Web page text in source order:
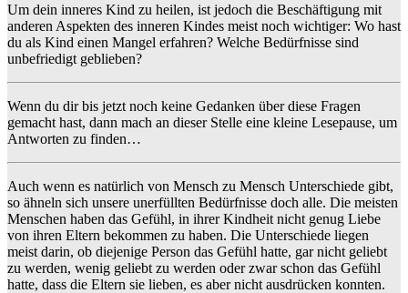
Um dein inneres Kind zu heilen, ist jedoch die Beschäftigung mit
anderen Aspekten des inneren Kindes meist noch wichtiger: Wo hast
du als Kind einen Mangel erfahren? Welche Bedürfnisse sind
unbefriedigt geblieben?
Wenn du dir bis jetzt noch keine Gedanken über diese Fragen
gemacht hast, dann mach an dieser Stelle eine kleine Lesepause, um
Antworten zu finden…
Auch wenn es natürlich von Mensch zu Mensch Unterschiede gibt,
so ähneln sich unsere unerfüllten Bedürfnisse doch alle. Die meisten
Menschen haben das Gefühl, in ihrer Kindheit nicht genug Liebe
von ihren Eltern bekommen zu haben. Die Unterschiede liegen
meist darin, ob diejenige Person das Gefühl hatte, gar nicht geliebt
zu werden, wenig geliebt zu werden oder zwar schon das Gefühl
hatte, dass die Eltern sie lieben, es aber nicht ausdrücken konnten.